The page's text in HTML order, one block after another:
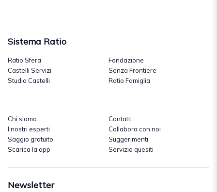
Sistema Ratio
Ratio Sfera
Castelli Servizi
Studio Castelli
Fondazione
Senza Frontiere
Ratio Famiglia
Chi siamo
I nostri esperti
Saggio gratuito
Scarica la app
Contatti
Collabora con noi
Suggerimenti
Servizio quesiti
Newsletter